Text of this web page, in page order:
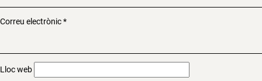
Correu electrònic*
Lloc web